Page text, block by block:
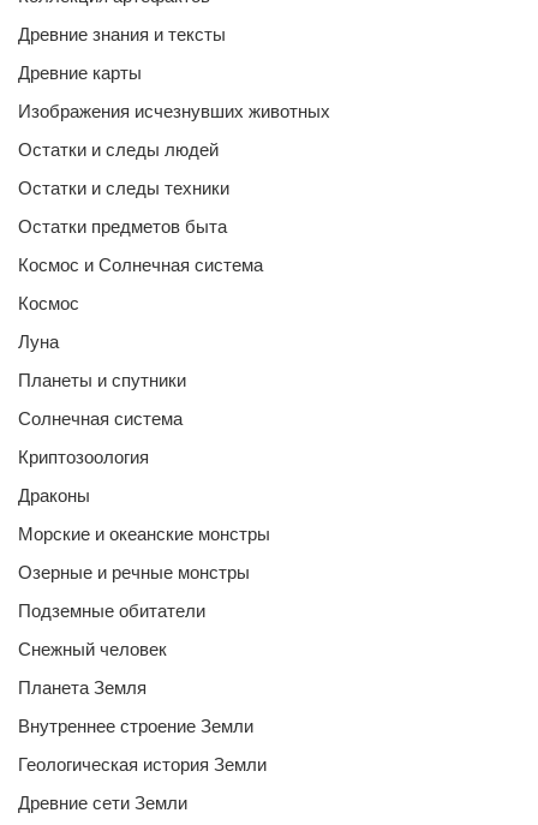
Древние знания и тексты
Древние карты
Изображения исчезнувших животных
Остатки и следы людей
Остатки и следы техники
Остатки предметов быта
Космос и Солнечная система
Космос
Луна
Планеты и спутники
Солнечная система
Криптозоология
Драконы
Морские и океанские монстры
Озерные и речные монстры
Подземные обитатели
Снежный человек
Планета Земля
Внутреннее строение Земли
Геологическая история Земли
Древние сети Земли